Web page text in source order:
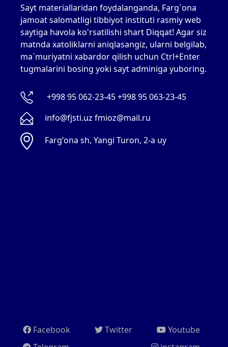
Sayt materiallaridan foydalanganda, Farg`ona
jamoat salomatligi tibbiyot instituti rasmiy web
saytiga havola ko'rsatilishi shart Diqqat! Agar siz
matnda xatoliklarni aniqlasangiz, ularni belgilab,
ma`muriyatni xabardor qilish uchun Ctrl+Enter
tugmalarini bosing yoki sayt adminiga yuboring.
+998 95 062-23-45 +998 95 063-23-45
info@fjsti.uz fmioz@mail.ru
Fargʻona sh, Yangi Turon, 2-a uy
Facebook Twitter
Youtube